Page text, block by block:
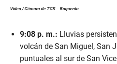
Video / Cámara de TCS – Boquerón
9:08 p. m.: Lluvias
volcán de San Miguel, San
puntuales al sur de San